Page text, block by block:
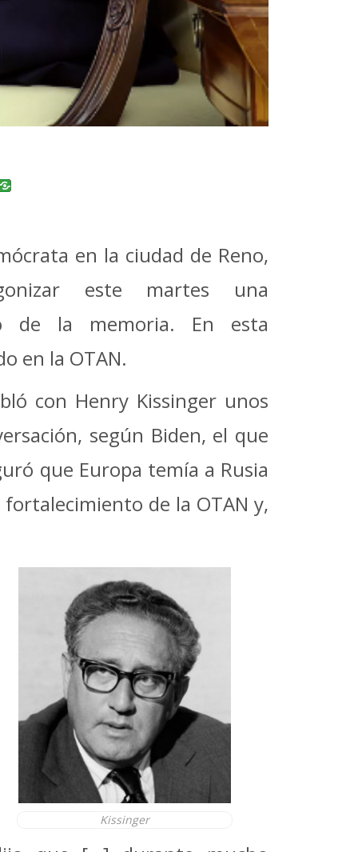
en la ciudad de Reno,
este martes una
de la memoria. En esta
en la OTAN.
con Henry Kissinger unos
según Biden, el que
que Europa temía a Rusia
de la OTAN y,
Kissinger